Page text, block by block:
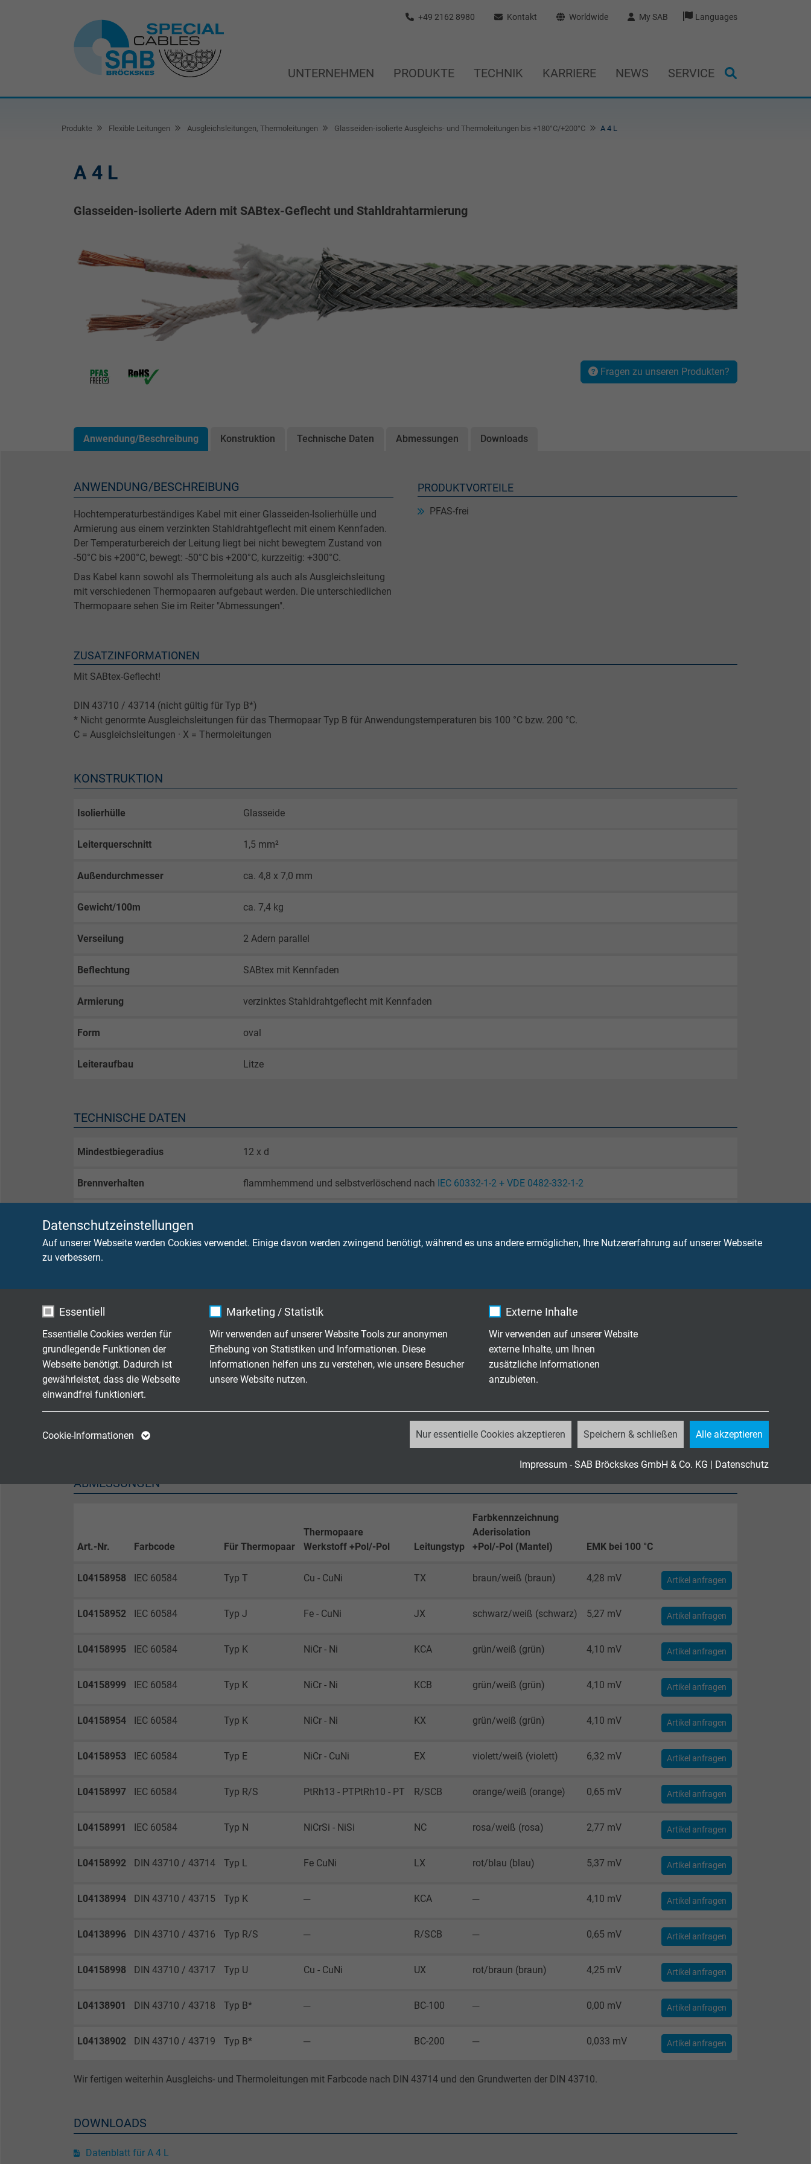
Datenschutzeinstellungen
Auf unserer Webseite werden Cookies verwendet. Einige davon werden zwingend benötigt, während es uns andere ermöglichen, Ihre Nutzererfahrung auf unserer Webseite
zu verbessern.
Essentiell
Essentielle Cookies werden für
grundlegende Funktionen der
Webseite benötigt. Dadurch ist
gewährleistet, dass die Webseite
einwandfrei funktioniert.
Marketing / Statistik
Wir verwenden auf unserer Website Tools zur anonymen
Erhebung von Statistiken und Informationen. Diese
Informationen helfen uns zu verstehen, wie unsere Besucher
unsere Website nutzen.
Besucher die Website nutzt.
Name _ga_JL6KH9WKZ9, Google Analytics
Besucher die Website nutzt.
Name _gid, Google Analytics
Anbieter Google LLC
Zweck
Erzeugt statistische Daten darüber, wie der
Anbieter
Laufzeit 1 Minute
Zweck
Erzeugt statistische Daten darüber, wie der
Laufzeit 1 Jahr
Zweck
Externe Inhalte
Wir verwenden auf unserer Website
externe Inhalte, um Ihnen
zusätzliche Informationen
anzubieten.
Cookie-Informationen Nur essentielle Cookies akzeptieren Speichern & schließen Alle akzeptieren
Impressum - SAB Bröckskes GmbH & Co. KG | Datenschutz
+49 2162 8980 Kontakt Worldwide My SAB Languages
UNTERNEHMEN PRODUKTE TECHNIK KARRIERE NEWS SERVICE
Produkte Flexible Leitungen Ausgleichsleitungen, Thermoleitungen Glasseiden-isolierte Ausgleichs- und Thermoleitungen bis +180°C/+200°C A 4 L
A 4 L
Glasseiden-isolierte Adern mit SABtex-Geflecht und Stahldrahtarmierung
Fragen zu unseren Produkten?
Anwendung/Beschreibung Konstruktion Technische Daten Abmessungen Downloads
ANWENDUNG/BESCHREIBUNG
Hochtemperaturbeständiges Kabel mit einer Glasseiden-Isolierhülle und
Armierung aus einem verzinkten Stahldrahtgeflecht mit einem Kennfaden.
Der Temperaturbereich der Leitung liegt bei nicht bewegtem Zustand von
-50°C bis +200°C, bewegt: -50°C bis +200°C, kurzzeitig: +300°C.
Das Kabel kann sowohl als Thermoleitung als auch als Ausgleichsleitung
mit verschiedenen Thermopaaren aufgebaut werden. Die unterschiedlichen
Thermopaare sehen Sie im Reiter "Abmessungen".
PRODUKTVORTEILE
PFAS-frei
ZUSATZINFORMATIONEN
Mit SABtex-Geflecht!
DIN 43710 / 43714 (nicht gültig für Typ B*)
* Nicht genormte Ausgleichsleitungen für das Thermopaar Typ B für Anwendungstemperaturen bis 100 °C bzw. 200 °C.
C = Ausgleichsleitungen · X = Thermoleitungen
KONSTRUKTION
Isolierhülle Glasseide
Leiterquerschnitt 1,5 mm²
Außendurchmesser ca. 4,8 x 7,0 mm
Gewicht/100m ca. 7,4 kg
Verseilung 2 Adern parallel
Beflechtung SABtex mit Kennfaden
Armierung verzinktes Stahldrahtgeflecht mit Kennfaden
Form oval
Leiteraufbau Litze
TECHNISCHE DATEN
Mindestbiegeradius 12 x d
Brennverhalten flammhemmend und selbstverlöschend nach IEC 60332-1-2 + VDE 0482-332-1-2
kurzzeitig: +300°C
Flammausbreitung
keine Brandweiterleitung
IEC 60332-3-24 + VDE 0482-332-3-24
bzw.IEC 60332-3-25 + VDE 0482-332-3-25Kategorie C bzw. D
Korrosivität der Brandgase IEC 60754-2 + VDE 0482-754-2 werden erfüllt - keine Entwicklung von korrosiven Brandgasen
Rauchgasdichte
Schadstofffreiheit der Europäischen Union
ABMESSUNGEN
Art.-Nr. Farbcode Für Thermopaar
Thermopaare
Werkstoff +Pol/-Pol
Leitungstyp
Farbkennzeichnung
Aderisolation
+Pol/-Pol (Mantel)
EMK bei 100 °C
L04158958 IEC 60584 Typ T Cu - CuNi TX braun/weiß (braun) 4,28 mV Artikel anfragen
L04158952 IEC 60584 Typ J Fe - CuNi JX schwarz/weiß (schwarz) 5,27 mV Artikel anfragen
L04158995 IEC 60584 Typ K NiCr - Ni KCA grün/weiß (grün) 4,10 mV Artikel anfragen
L04158999 IEC 60584 Typ K NiCr - Ni KCB grün/weiß (grün) 4,10 mV Artikel anfragen
L04158954 IEC 60584 Typ K NiCr - Ni KX grün/weiß (grün) 4,10 mV Artikel anfragen
L04158953 IEC 60584 Typ E NiCr - CuNi EX violett/weiß (violett) 6,32 mV Artikel anfragen
L04158997 IEC 60584 Typ R/S PtRh13 - PTPtRh10 - PT R/SCB orange/weiß (orange) 0,65 mV Artikel anfragen
L04158991 IEC 60584 Typ N NiCrSi - NiSi NC rosa/weiß (rosa) 2,77 mV Artikel anfragen
L04158992 DIN 43710 / 43714 Typ L Fe CuNi LX rot/blau (blau) 5,37 mV Artikel anfragen
L04138994 DIN 43710 / 43715 Typ K ─ KCA ─ 4,10 mV Artikel anfragen
L04138996 DIN 43710 / 43716 Typ R/S ─ R/SCB ─ 0,65 mV Artikel anfragen
L04158998 DIN 43710 / 43717 Typ U Cu - CuNi UX rot/braun (braun) 4,25 mV Artikel anfragen
L04138901 DIN 43710 / 43718 Typ B* ─ BC-100 ─ 0,00 mV Artikel anfragen
L04138902 DIN 43710 / 43719 Typ B* ─ BC-200 ─ 0,033 mV Artikel anfragen
Wir fertigen weiterhin Ausgleichs- und Thermoleitungen mit Farbcode nach DIN 43714 und den Grundwerten der DIN 43710.
DOWNLOADS
Datenblatt für A 4 L